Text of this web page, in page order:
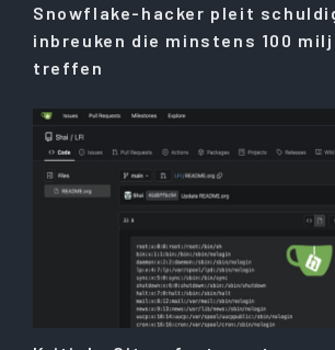
Snowflake-hacker pleit
inbreuken die minstens 100
treffen